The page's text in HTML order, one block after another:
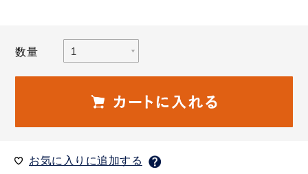
数量
お気に入りに追加する